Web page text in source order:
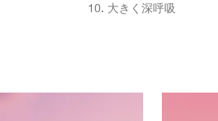
10. 大きく深呼吸